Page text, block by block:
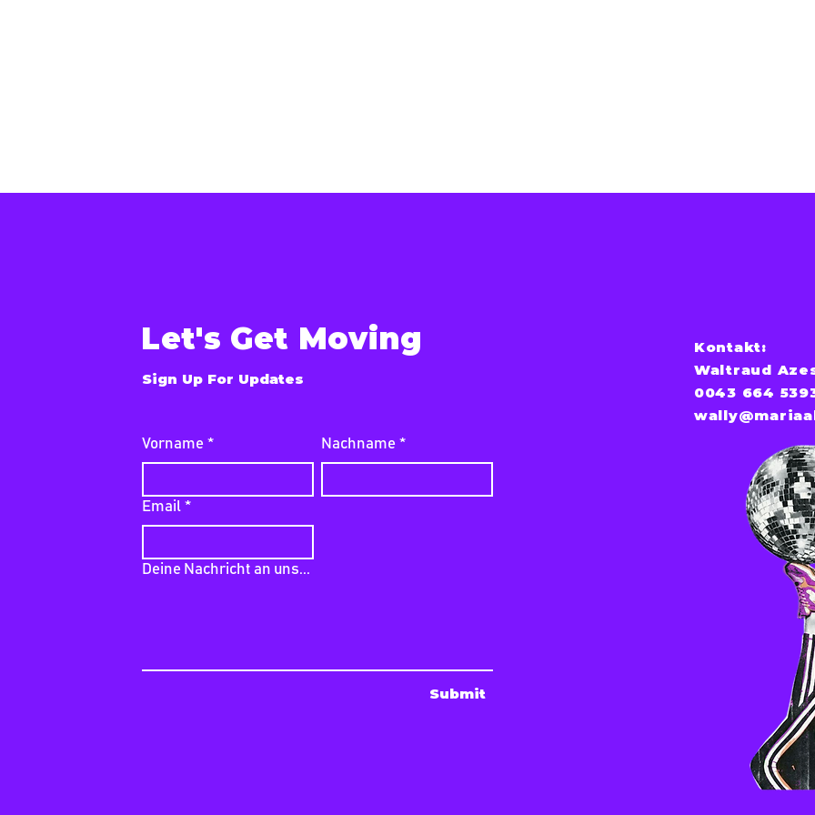
Let's Get Moving
Sign Up For Updates
Vorname * Nachname *
Email *
Deine Nachricht an uns...
Submit
Kontakt:
Waltraud
0043 664